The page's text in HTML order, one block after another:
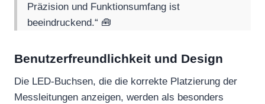
Präzision und Funktionsumfang ist
beeindruckend.“ 🧰
Benutzerfreundlichkeit und Design
Die LED-Buchsen, die die korrekte Platzierung der
Messleitungen anzeigen, werden als besonders